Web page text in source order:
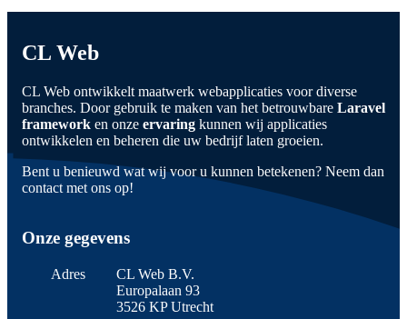
CL Web
CL Web ontwikkelt maatwerk webapplicaties voor diverse
branches. Door gebruik te maken van het betrouwbare Laravel
framework en onze ervaring kunnen wij applicaties
ontwikkelen en beheren die uw bedrijf laten groeien.
Bent u benieuwd wat wij voor u kunnen betekenen? Neem dan
contact met ons op!
Onze gegevens
Adres
CL Web B.V.
Europalaan 93
3526 KP Utrecht